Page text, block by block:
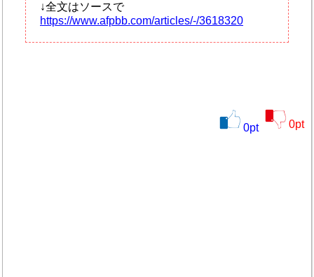
↓全文はソースで
https://www.afpbb.com/articles/-/3618320
0pt 0pt